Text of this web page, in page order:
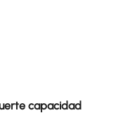
capacidad